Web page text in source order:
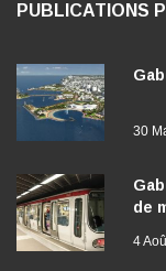
PUBLICATIONS
30
de
4